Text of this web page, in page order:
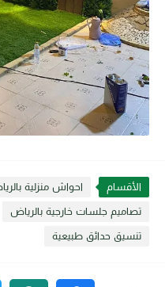
الأقسام احواش منزلية
تصاميم جلسات خارجية بالرياض
تنسيق حدائق طبيعية